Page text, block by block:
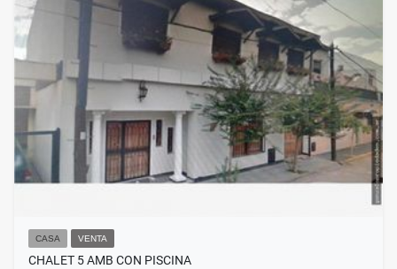
CASA VENTA
CHALET 5 AMB CON PISCINA